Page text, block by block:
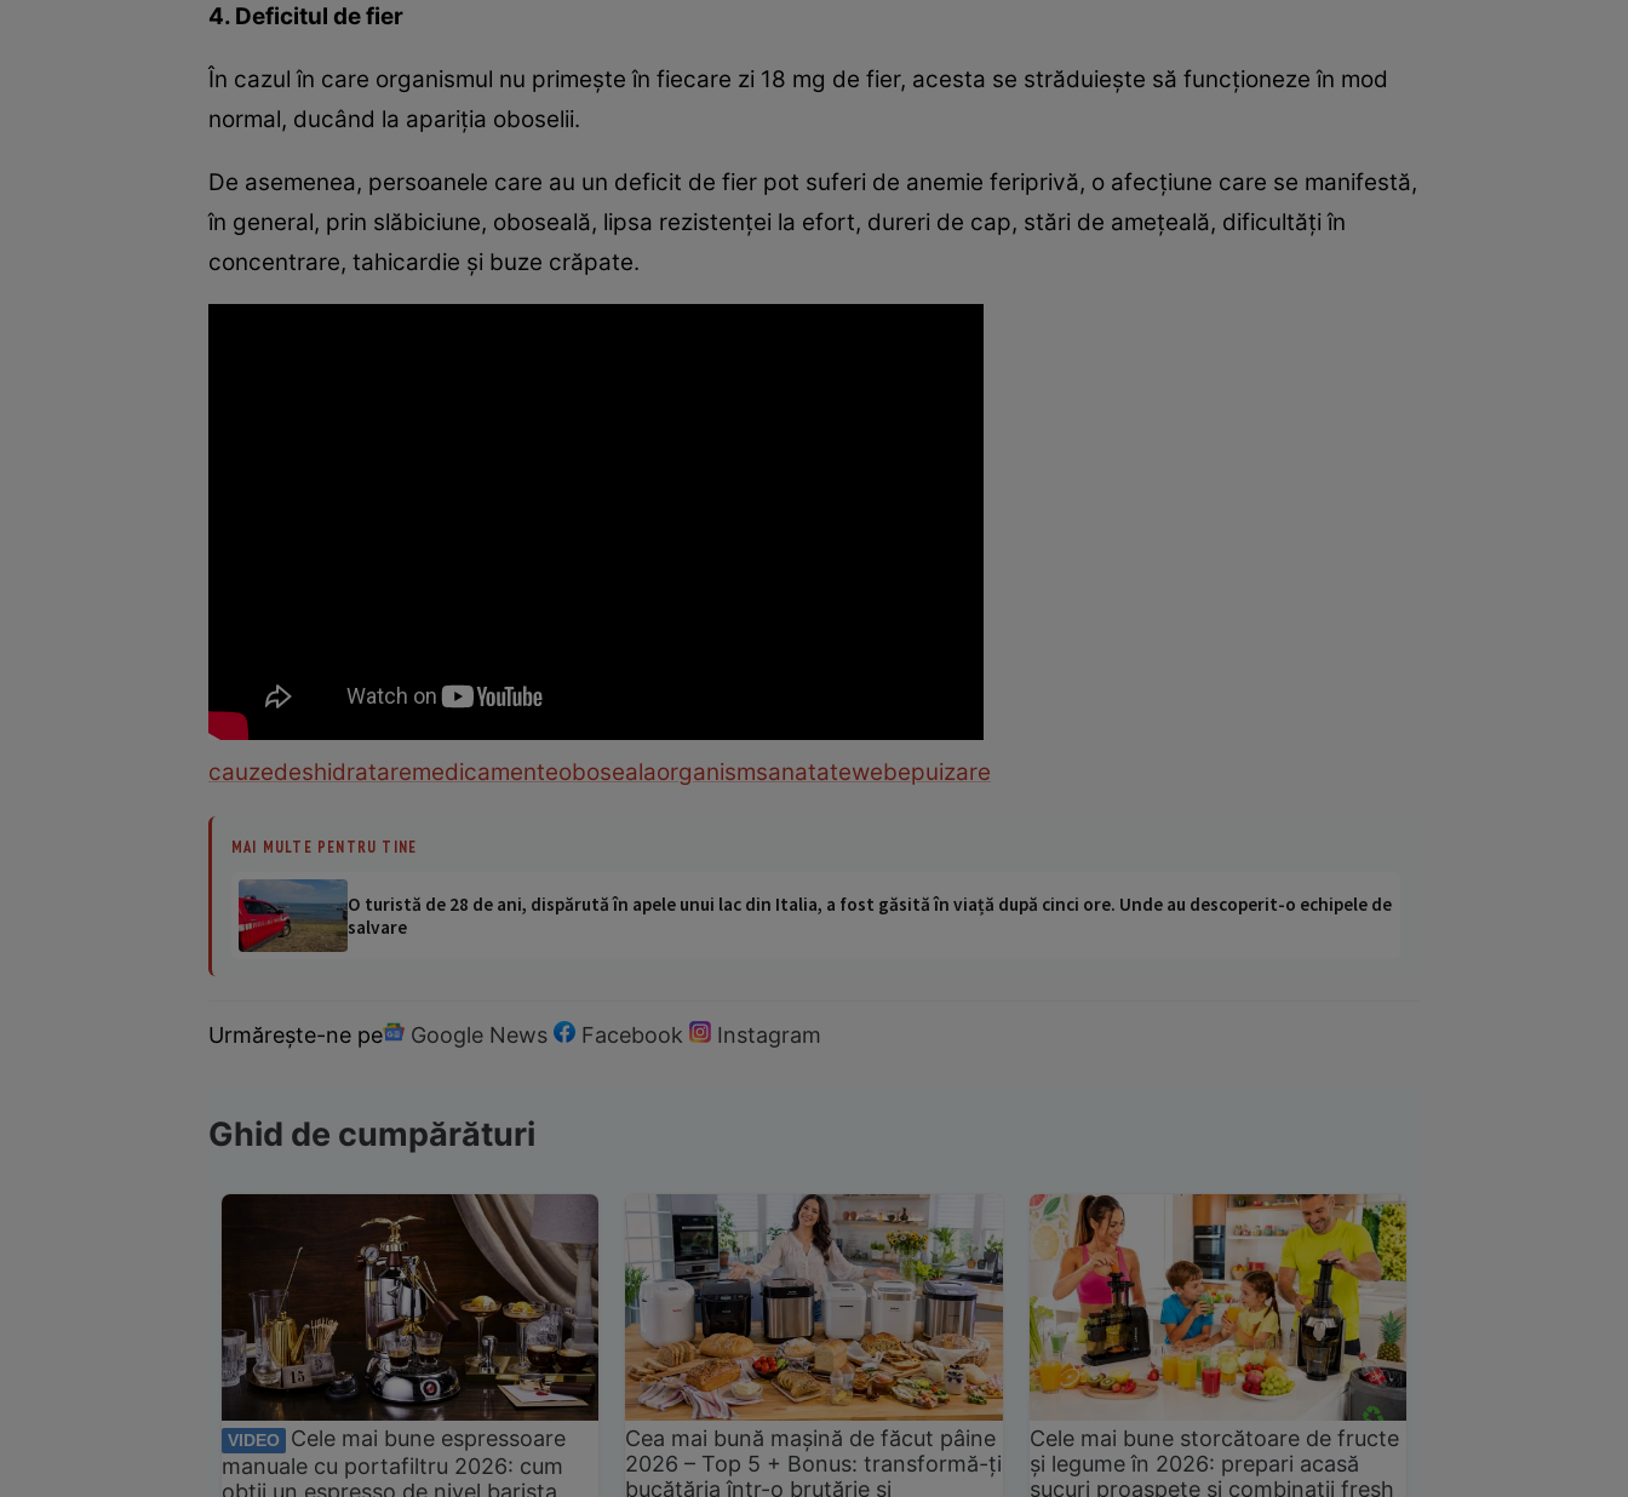
4. Deficitul de fier
În cazul în care organismul nu primeşte în fiecare zi 18 mg de fier, acesta se străduieşte să funcţioneze în mod
normal, ducând la apariţia oboselii.
De asemenea, persoanele care au un deficit de fier pot suferi de anemie feriprivă, o afecţiune care se manifestă,
în general, prin slăbiciune, oboseală, lipsa rezistenţei la efort, dureri de cap, stări de ameţeală, dificultăţi în
concentrare, tahicardie şi buze crăpate.
cauzedeshidrataremedicamenteobosealaorganismsanatatewebepuizare
MAI MULTE PENTRU TINE
O turistă de 28 de ani, dispărută în apele unui lac din Italia, a fost găsită în viață după cinci ore. Unde au descoperit-o echipele de
salvare
Urmărește-ne pe Google News Facebook Instagram
Ghid de cumpărături
VIDEO
Cele mai bune espressoare
manuale cu portafiltru 2026: cum
obții un espresso de nivel barista
Cea mai bună mașină de făcut pâine
2026 – Top 5 + Bonus: transformă-ți
bucătăria într-o brutărie și
Cele mai bune storcătoare de fructe
și legume în 2026: prepari acasă
sucuri proaspete și combinații fresh